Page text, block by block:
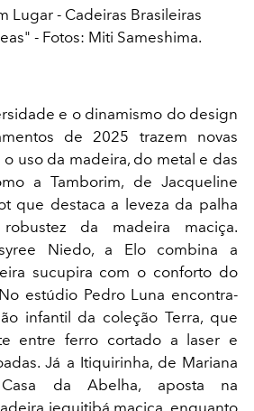
Lugar - Cadeiras Brasileiras
- Fotos: Miti Sameshima.
e o dinamismo do design
de 2025 trazem novas
uso da madeira, do metal e das
a Tamborim, de Jacqueline
que destaca a leveza da palha
da madeira maciça.
Niedo, a Elo combina a
sucupira com o conforto do
estúdio Pedro Luna encontra-
infantil da coleção Terra, que
entre ferro cortado a laser e
Já a Itiquirinha, de Mariana
da Abelha, aposta na